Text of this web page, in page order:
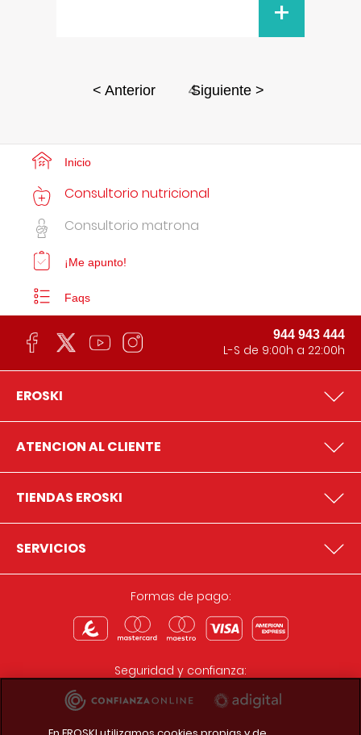
+
< Anterior 4
Siguiente >
Inicio
Consultorio nutricional
Consultorio matrona
¡Me apunto!
Faqs
944 943 444
L-S de 9:00h a 22:00h
EROSKI
ATENCION AL CLIENTE
TIENDAS EROSKI
SERVICIOS
Formas de pago:
Seguridad y confianza: